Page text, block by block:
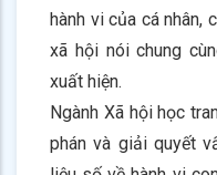
hành vi của cá nhân,
xã hội nói chung
xuất hiện.
Ngành Xã hội học
phán và giải quyết